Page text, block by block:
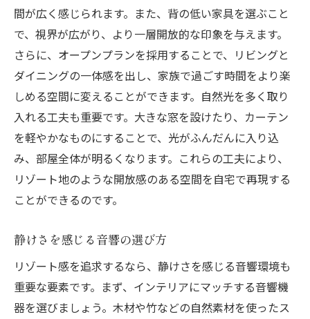
間が広く感じられます。また、背の低い家具を選ぶこと
で、視界が広がり、より一層開放的な印象を与えます。
さらに、オープンプランを採用することで、リビングと
ダイニングの一体感を出し、家族で過ごす時間をより楽
しめる空間に変えることができます。自然光を多く取り
入れる工夫も重要です。大きな窓を設けたり、カーテン
を軽やかなものにすることで、光がふんだんに入り込
み、部屋全体が明るくなります。これらの工夫により、
リゾート地のような開放感のある空間を自宅で再現する
ことができるのです。
静けさを感じる音響の選び方
リゾート感を追求するなら、静けさを感じる音響環境も
重要な要素です。まず、インテリアにマッチする音響機
器を選びましょう。木材や竹などの自然素材を使ったス